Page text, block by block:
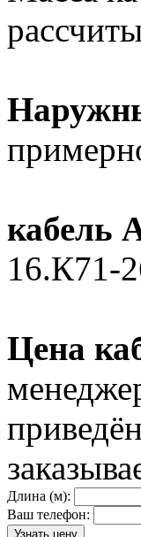
кабель
16.К71-
Цена
Длина (м):
Ваш телефон: